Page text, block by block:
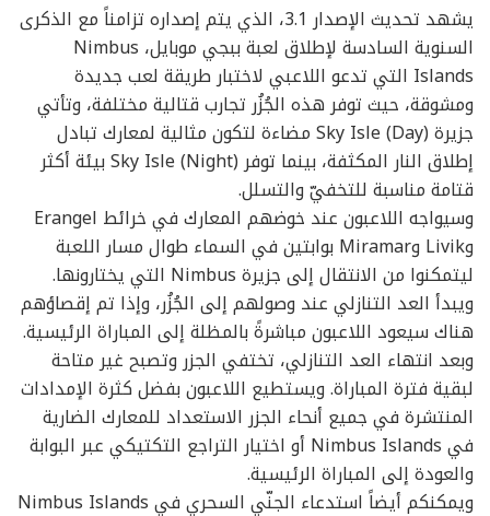
يشهد تحديث الإصدار 3.1، الذي يتم إصداره تزامناً مع الذكرى
السنوية السادسة لإطلاق لعبة ببجي موبايل، Nimbus
Islands التي تدعو اللاعبي لاختبار طريقة لعب جديدة
ومشوقة، حيث توفر هذه الجُزُر تجارب قتالية مختلفة، وتأتي
جزيرة Sky Isle (Day) مضاءة لتكون مثالية لمعارك تبادل
إطلاق النار المكثفة، بينما توفر Sky Isle (Night) بيئة أكثر
قتامة مناسبة للتخفيّ والتسلل.
وسيواجه اللاعبون عند خوضهم المعارك في خرائط Erangel
وLivik وMiramar بوابتين في السماء طوال مسار اللعبة
ليتمكنوا من الانتقال إلى جزيرة Nimbus التي يختارونها.
ويبدأ العد التنازلي عند وصولهم إلى الجُزُر، وإذا تم إقصاؤهم
هناك سيعود اللاعبون مباشرةً بالمظلة إلى المباراة الرئيسية.
وبعد انتهاء العد التنازلي، تختفي الجزر وتصبح غير متاحة
لبقية فترة المباراة. ويستطيع اللاعبون بفضل كثرة الإمدادات
المنتشرة في جميع أنحاء الجزر الاستعداد للمعارك الضارية
في Nimbus Islands أو اختيار التراجع التكتيكي عبر البوابة
والعودة إلى المباراة الرئيسية.
ويمكنكم أيضاً استدعاء الجنّي السحري في Nimbus Islands